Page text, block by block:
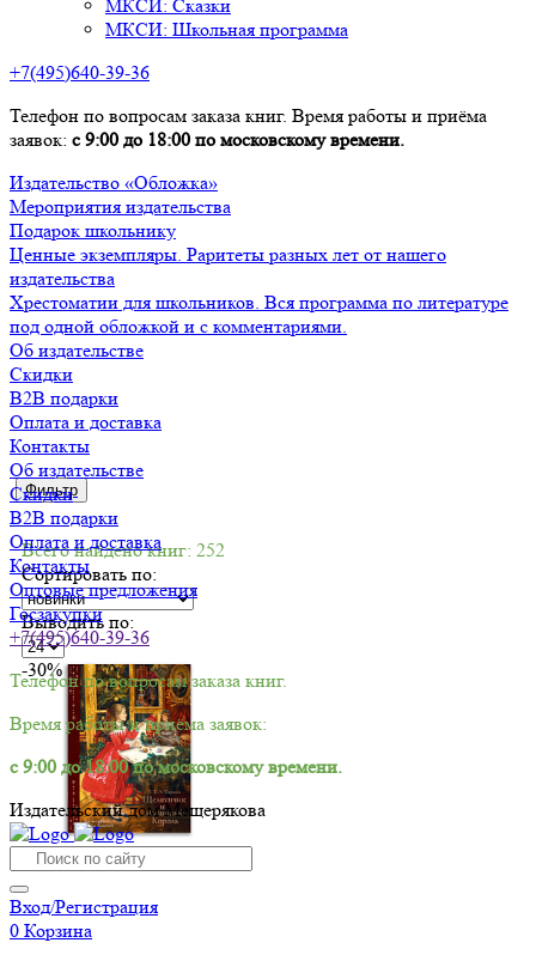
МКСИ: Сказки
МКСИ: Школьная программа
+7(495)640-39-36
Телефон по вопросам заказа книг. Время работы и приёма
заявок: с 9:00 до 18:00 по московскому времени.
Издательство «Обложка»
Мероприятия издательства
Подарок школьнику
Ценные экземпляры. Раритеты разных лет от нашего
издательства
Хрестоматии для школьников. Вся программа по литературе
под одной обложкой и с комментариями.
Об издательстве
Скидки
B2B подарки
Оплата и доставка
Контакты
Об издательстве
Скидки
B2B подарки
Оплата и доставка
Контакты
Оптовые предложения
Госзакупки
+7(495)640-39-36
Телефон по вопросам заказа книг.
Время работы и приёма заявок:
с 9:00 до 18:00 по московскому времени.
Издательский дом Мещерякова
Вход/Регистрация
0 Корзина
Фильтр
Всего найдено книг: 252
Сортировать по:
Выводить по:
-30%